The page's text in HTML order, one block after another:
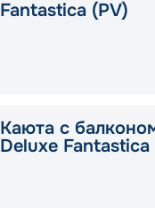
Fantastica (PV)
Каюта с
Deluxe Fantastica